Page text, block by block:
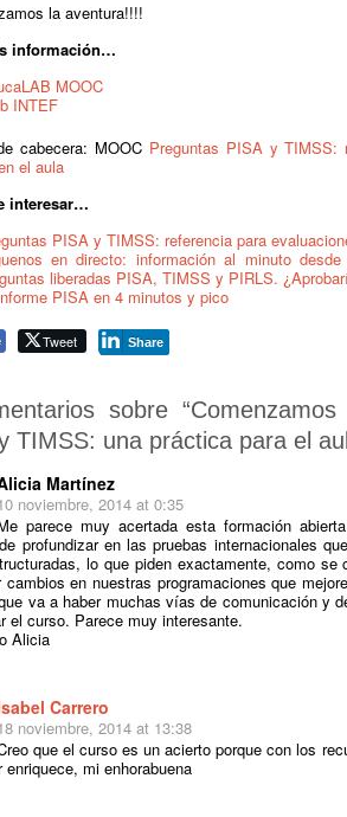
la aventura!!!!
información…
MOOC
INTEF
cabecera: MOOC Preguntas PISA y TIMSS:
el aula
interesar…
PISA y TIMSS: referencia para
en directo: información al minuto
liberadas PISA, TIMSS y PIRLS.
PISA en 4 minutos y pico
Tweet Share
sobre “
TIMSS: una práctica para el
Martínez
noviembre, 2014 at 0:35
parece muy acertada esta formación
profundizar en las pruebas internacionales
lo que piden exactamente, como
cambios en nuestras programaciones que
va a haber muchas vías de comunicación y
el curso. Parece muy interesante.
Alicia
Carrero
noviembre, 2014 at 13:38
que el curso es un acierto porque con los
enriquece, mi enhorabuena